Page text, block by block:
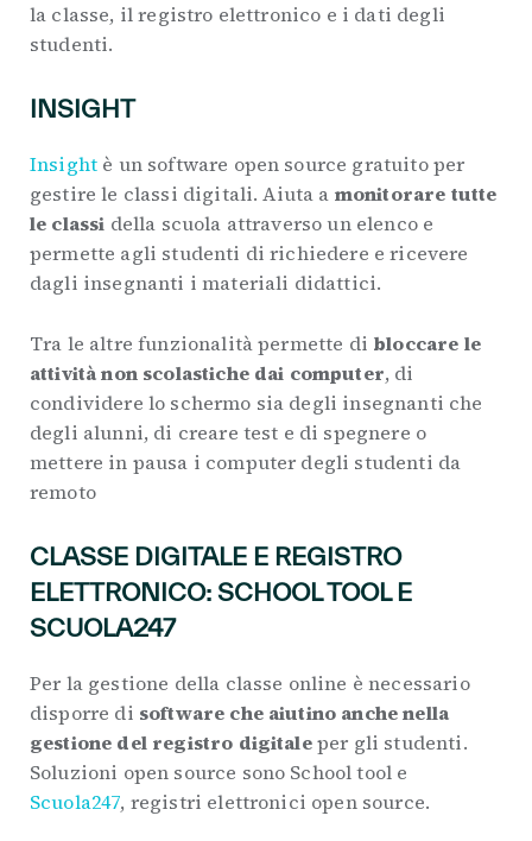
la classe, il registro elettronico e i dati degli
studenti.
INSIGHT
Insight è un software open source gratuito per
gestire le classi digitali. Aiuta a monitorare tutte
le classi della scuola attraverso un elenco e
permette agli studenti di richiedere e ricevere
dagli insegnanti i materiali didattici.
Tra le altre funzionalità permette di bloccare le
attività non scolastiche dai computer, di
condividere lo schermo sia degli insegnanti che
degli alunni, di creare test e di spegnere o
mettere in pausa i computer degli studenti da
remoto
CLASSE DIGITALE E REGISTRO
ELETTRONICO: SCHOOL TOOL E
SCUOLA247
Per la gestione della classe online è necessario
disporre di software che aiutino anche nella
gestione del registro digitaleper gli studenti.
Soluzioni open source sono School tool e
Scuola247, registri elettronici open source.